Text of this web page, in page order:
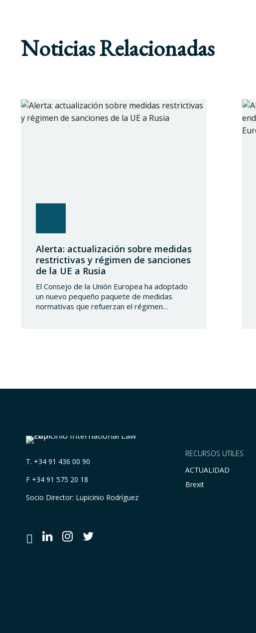
Noticias Relacionadas
Alerta: actualización sobre medidas
restrictivas y régimen de sanciones
de la UE a Rusia
El Consejo de la Unión Europea ha adoptado
un nuevo pequeño paquete de medidas
normativas que refuerzan el régimen
T. +34 91 436 00 90
F +34 91 575 20 18
Socio Director: Lupicinio Rodríguez
RECURSOS UTILES
ACTUALIDAD
Brexit